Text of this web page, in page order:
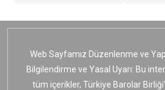
Web Sayfamız Düzenlenme ve
Bilgilendirme ve Yasal Uyarı: Bu
tüm içerikler, Türkiye Barolar